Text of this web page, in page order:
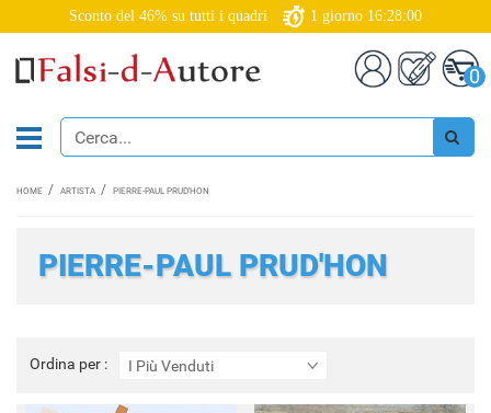
Sconto del 46% su tutti i quadri 1 giorno 16:27:58
0
HOME ARTISTA PIERRE-PAUL PRUD'HON
PIERRE-PAUL PRUD'HON
Ordina per : I Più Venduti
Ordina
per